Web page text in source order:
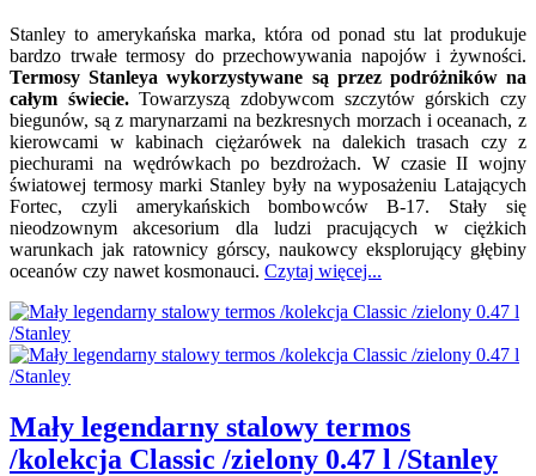
Stanley to amerykańska marka, która od ponad stu lat produkuje
bardzo trwałe termosy do przechowywania napojów i żywności.
Termosy Stanleya wykorzystywane są przez podróżników na
całym świecie.Towarzyszą zdobywcom szczytów górskich czy
biegunów, są z marynarzami na bezkresnych morzach i oceanach, z
kierowcami w kabinach ciężarówek na dalekich trasach czy z
piechurami na wędrówkach po bezdrożach. W czasie II wojny
światowej termosy marki Stanley były na wyposażeniu Latających
Fortec, czyli amerykańskich bombowców B-17. Stały się
nieodzownym akcesorium dla ludzi pracujących w ciężkich
warunkach jak ratownicy górscy, naukowcy eksplorujący głębiny
oceanów czy nawet kosmonauci. Czytaj więcej...
Mały legendarny stalowy termos
/kolekcja Classic /zielony 0.47 l /Stanley